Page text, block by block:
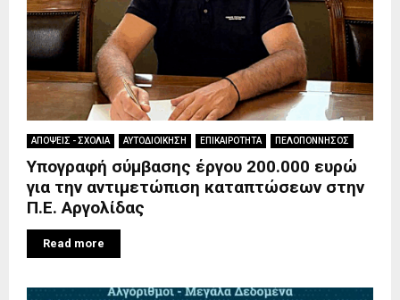
ΑΠΟΨΕΙΣ - ΣΧΟΛΙΑ ΑΥΤΟΔΙΟΙΚΗΣΗ ΕΠΙΚΑΙΡΟΤΗΤΑ ΠΕΛΟΠΟΝΝΗΣΟΣ
Υπογραφή σύμβασης έργου 200.000 ευρώ
για την αντιμετώπιση καταπτώσεων στην
Π.Ε. Αργολίδας
Read more